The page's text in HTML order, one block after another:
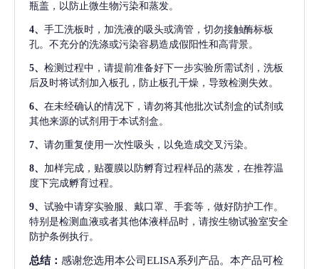
瓶盖，以防止微生物污染和蒸发。
4、 手工洗板时，加洗液的吸头或滴管，切勿接触酶标板
孔。不充分的洗涤或污染容易造成假阳性和高背景。
5、 检测过程中，请提前准备好下一步实验所需试剂，洗板
后及时将试剂加入板孔，防止板孔干燥，导致检测失效。
6、 在未经确认的情况下，请勿将其他批次试剂盒的试剂或
其他来源的试剂用于本试剂盒。
7、 请勿重复使用一次性吸头，以免造成交叉污染。
8、 加样完成，贴覆膜以防孵育过程样品的蒸发，在推荐温
度下完成孵育过程。
9、 试验中请穿实验服、戴口罩、手套等，做好防护工作。
特别是检测血液或者其他体液样品时，请按生物试验室安全
防护条例执行。
总结： 感谢您选用本公司ELISA系列产品。本产品可检